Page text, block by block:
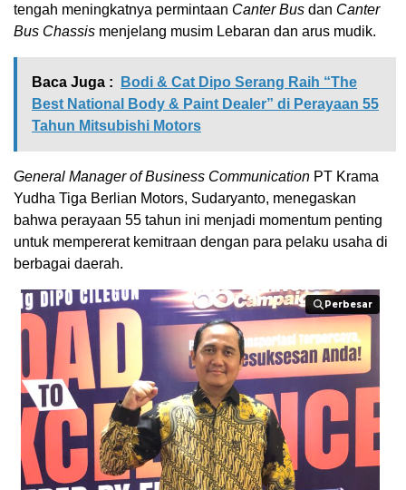
tengah meningkatnya permintaan Canter Bus dan Canter
Bus Chassis menjelang musim Lebaran dan arus mudik.
Baca Juga :
Bodi & Cat Dipo Serang Raih “The
Best National Body & Paint Dealer” di Perayaan 55
Tahun Mitsubishi Motors
General Manager of Business Communication PT Krama
Yudha Tiga Berlian Motors, Sudaryanto, menegaskan
bahwa perayaan 55 tahun ini menjadi momentum penting
untuk mempererat kemitraan dengan para pelaku usaha di
berbagai daerah.
Perbesar
Perbesar